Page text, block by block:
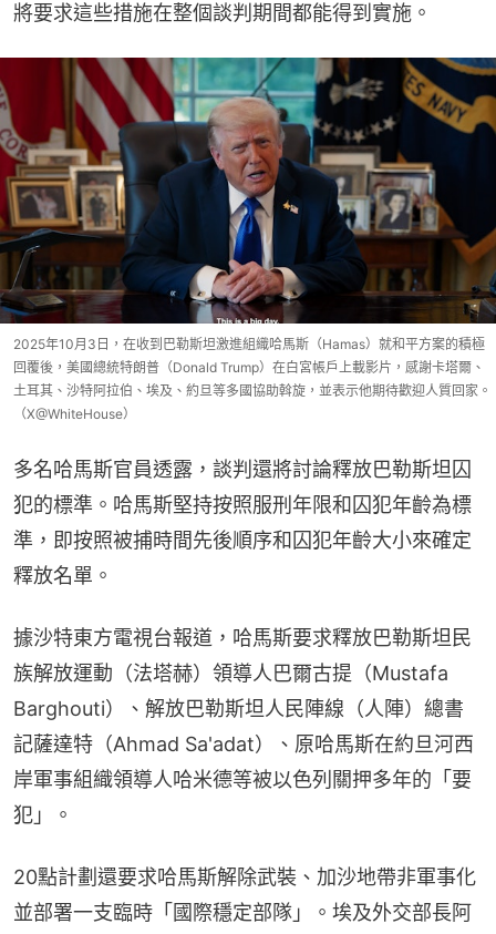
將要求這些措施在整個談判期間都能得到實施。
2025年10月3日，在收到巴勒斯坦激進組織哈馬斯（Hamas）就和平方案的積極
回覆後，美國總統特朗普（Donald Trump）在白宮帳戶上載影片，感謝卡塔爾、
土耳其、沙特阿拉伯、埃及、約旦等多國協助斡旋，並表示他期待歡迎人質回家。
（X@WhiteHouse）
多名哈馬斯官員透露，談判還將討論釋放巴勒斯坦囚
犯的標準。哈馬斯堅持按照服刑年限和囚犯年齡為標
準，即按照被捕時間先後順序和囚犯年齡大小來確定
釋放名單。
據沙特東方電視台報道，哈馬斯要求釋放巴勒斯坦民
族解放運動（法塔赫）領導人巴爾古提（Mustafa
Barghouti）、解放巴勒斯坦人民陣線（人陣）總書
記薩達特（Ahmad Sa'adat）、原哈馬斯在約旦河西
岸軍事組織領導人哈米德等被以色列關押多年的「要
犯」。
20點計劃還要求哈馬斯解除武裝、加沙地帶非軍事化
並部署一支臨時「國際穩定部隊」。埃及外交部長阿